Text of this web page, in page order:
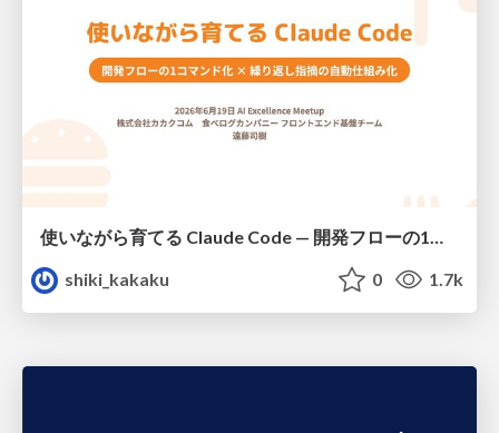
shiki_kakaku
0 1.7k